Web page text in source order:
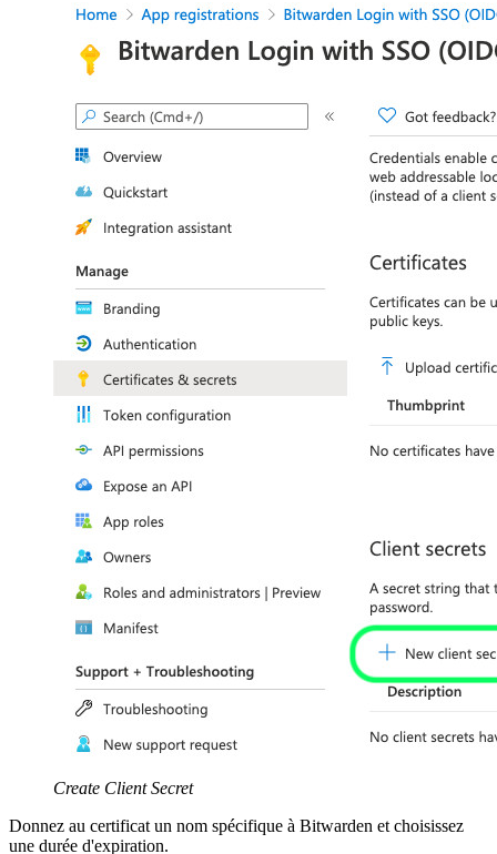
Create Client Secret
Donnez au certificat un nom spécifique à Bitwarden et choisissez
une durée d'expiration.